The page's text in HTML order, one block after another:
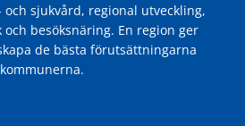
sjukvård, regional utveckling,
besöksnäring. En region ger
de bästa förutsättningarna